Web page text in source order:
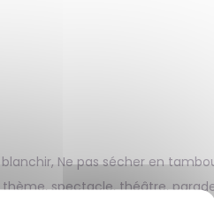
Ne pas sécher en
spectacle, théâtre,